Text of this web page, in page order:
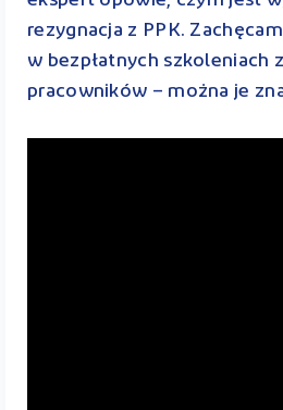
rezygnacja z PPK.
w bezpłatnych szkoleniach
pracowników – można je